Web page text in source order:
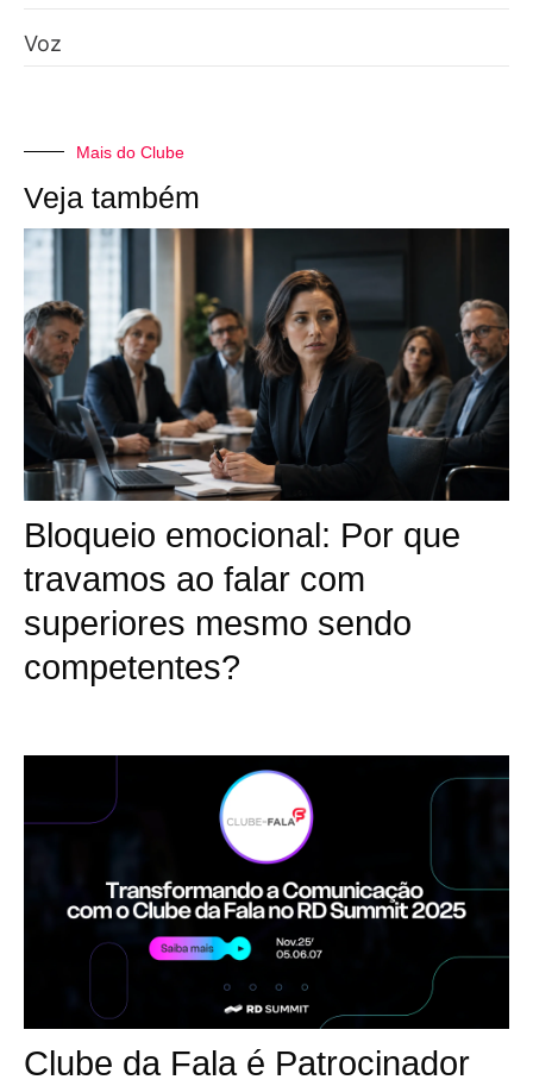
Voz
Mais do Clube
Veja também
Bloqueio emocional: Por que
travamos ao falar com
superiores mesmo sendo
competentes?
Clube da Fala é Patrocinador